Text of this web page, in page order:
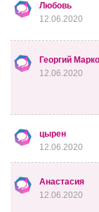
Любовь
12.06.2020
Георгий
12.06.2020
цырен
12.06.2020
Анастасия
12.06.2020